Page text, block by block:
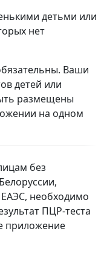
детьми или
нет
Ваши
детей или
размещены
на одном
без
необходимо
ПЦР-теста
приложение